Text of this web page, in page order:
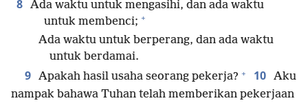
8 Ada waktu untuk mengasihi, dan ada waktu
untuk membenci; +
Ada waktu untuk berperang, dan ada waktu
untuk berdamai.
9 Apakah hasil usaha seorang pekerja? + 10 Aku
nampak bahawa Tuhan telah memberikan pekerjaan